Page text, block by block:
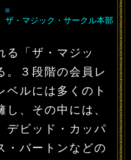
ザ・マジック・サークル本部
る「ザ・マジッ
。３段階の会員レ
ベルには多くのト
し、その中には、
デビッド・カッパ
・バートンなどの